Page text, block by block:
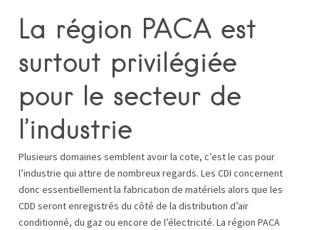
La région PACA est
surtout privilégiée
pour le secteur de
l’industrie
Plusieurs domaines semblent avoir la cote, c’est le cas pour
l’industrie qui attire de nombreux regards. Les CDI concernent
donc essentiellement la fabrication de matériels alors que les
CDD seront enregistrés du côté de la distribution d’air
conditionné, du gaz ou encore de l’électricité. La région PACA